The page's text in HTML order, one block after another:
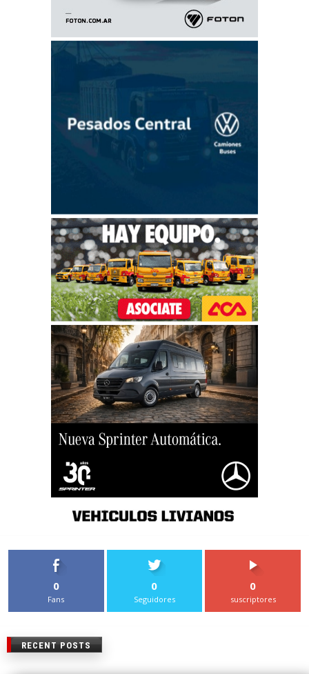
0
Fans
0
Seguidores
0
suscriptores
RECENT POSTS